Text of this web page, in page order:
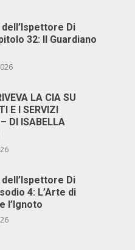
dell’Ispettore Di
32: Il Guardiano
LA CIA SU
E I SERVIZI
DI ISABELLA
dell’Ispettore Di
4: L’Arte di
l’Ignoto